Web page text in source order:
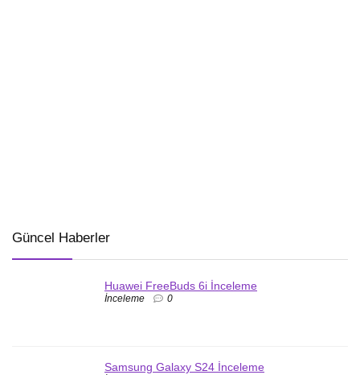
Güncel Haberler
Huawei FreeBuds 6i İnceleme
İnceleme 0
Samsung Galaxy S24 İnceleme